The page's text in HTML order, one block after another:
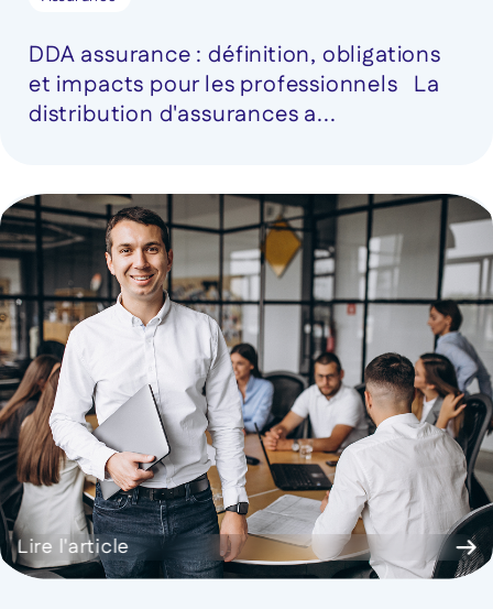
DDA assurance : définition, obligations
et impacts pour les professionnels La
distribution d'assurances a...
Lire l'article